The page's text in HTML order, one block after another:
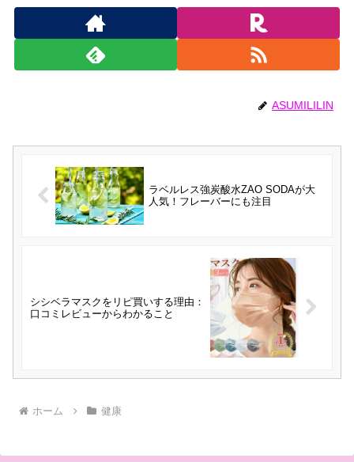
ASUMILILIN
ラベルレス強炭酸水ZAO SODAが大
人気！フレーバーにも注目
シシベラマスクをリピ買いする理由：
口コミレビューからわかること
ホーム 健康